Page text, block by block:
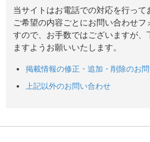
当サイトはお電話での対応を行って
ご希望の内容ごとにお問い合わせフ
すので、お手数ではございますが、
ますようお願いいたします。
掲載情報の修正・追加・削除のお
上記以外のお問い合わせ